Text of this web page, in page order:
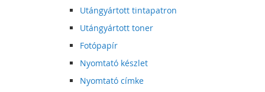
Utángyártott tintapatron
Utángyártott toner
Fotópapír
Nyomtató készlet
Nyomtató címke